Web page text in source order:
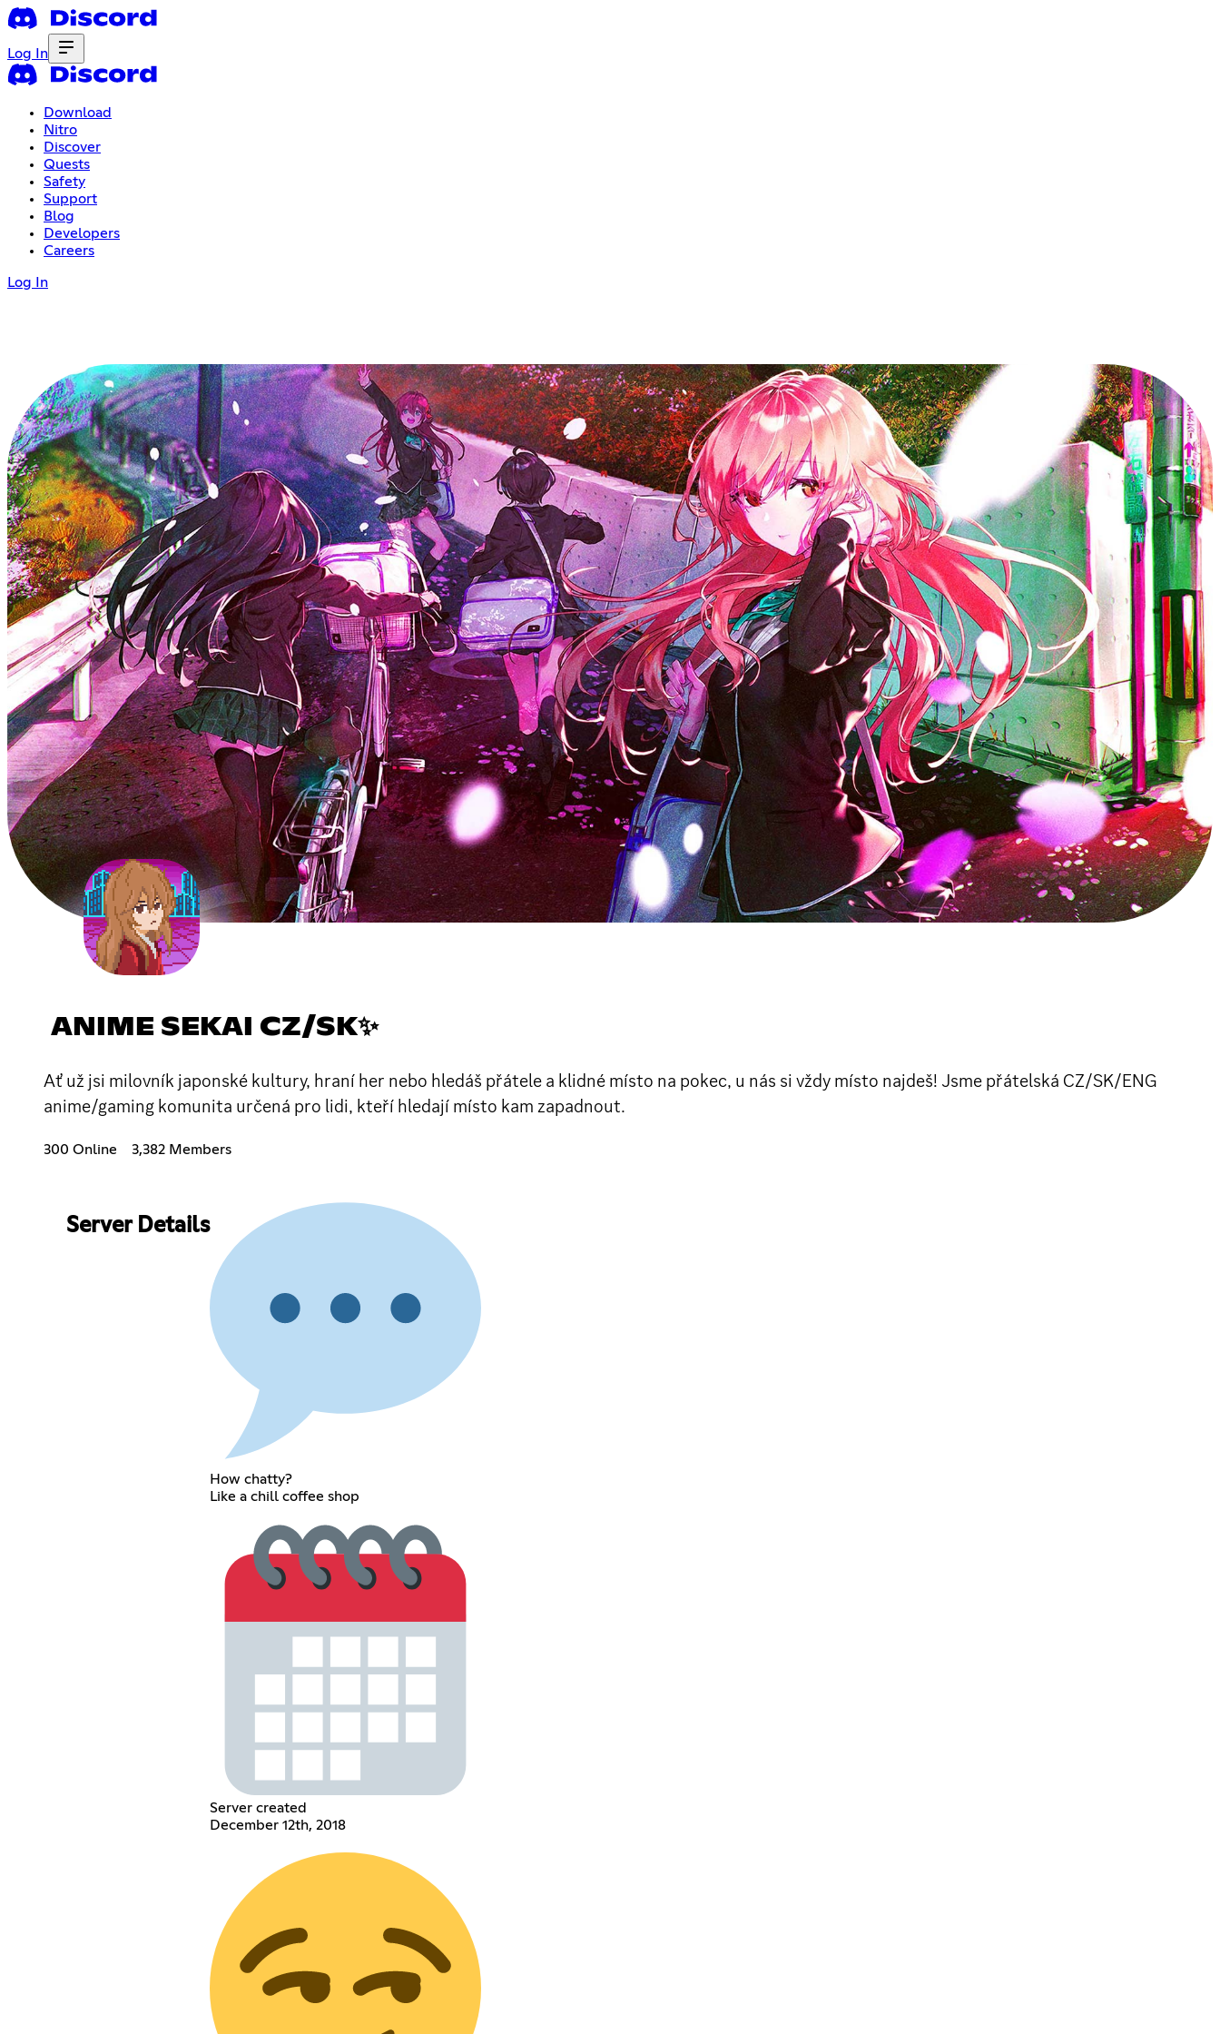
Log In
Download
Nitro
Discover
Quests
Safety
Support
Blog
Developers
Careers
Log In
ANIME SEKAI CZ/SK✨
Ať už jsi milovník japonské kultury, hraní her nebo hledáš přátele a klidné místo na pokec, u nás si vždy místo najdeš! Jsme přátelská CZ/SK/ENG
anime/gaming komunita určená pro lidi, kteří hledají místo kam zapadnout.
300 Online 3,382 Members
Server Details
How chatty?
Like a chill coffee shop
Server created
December 12th, 2018